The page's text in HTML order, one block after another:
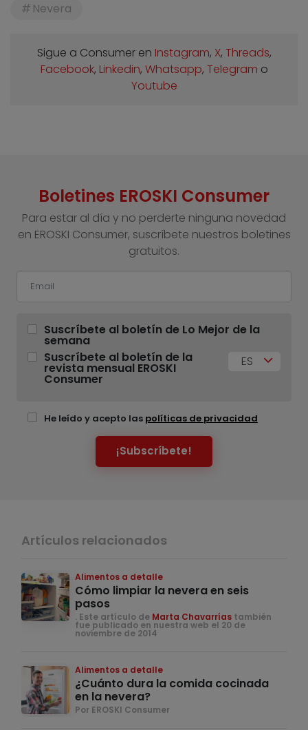
Nevera
Sigue a Consumer en Instagram, X, Threads,
Facebook, Linkedin, Whatsapp, Telegram o
Youtube
Boletines EROSKI Consumer
Para estar al día y no perderte ninguna novedad
en EROSKI Consumer, suscríbete nuestros boletines
gratuitos.
Suscríbete al boletín de Lo Mejor de la
semana
Suscríbete al boletín de la
revista mensual EROSKI
Consumer
ES
He leído y acepto las políticas de privacidad
¡Subscríbete!
Artículos relacionados
Alimentos a detalle
Cómo limpiar la nevera en seis
pasos
. Este artículo de Marta Chavarrías también
fue publicado en nuestra web el 20 de
noviembre de 2014
Alimentos a detalle
¿Cuánto dura la comida cocinada
en la nevera?
Por EROSKI Consumer